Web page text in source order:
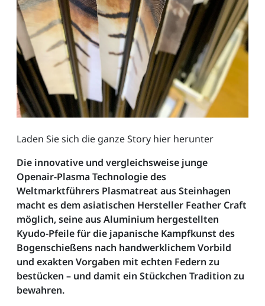
Laden Sie sich die ganze Story hier herunter
Die innovative und vergleichsweise junge
Openair-Plasma Technologie des
Weltmarktführers Plasmatreat aus Steinhagen
macht es dem asiatischen Hersteller Feather Craft
möglich, seine aus Aluminium hergestellten
Kyudo-Pfeile für die japanische Kampfkunst des
Bogenschießens nach handwerklichem Vorbild
und exakten Vorgaben mit echten Federn zu
bestücken – und damit ein Stückchen Tradition zu
bewahren.